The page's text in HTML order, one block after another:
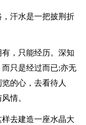
汗水是一把披荆折
，只能经历。深知
只是经过而已;亦无
的心，去看待人
情。
去建造一座水晶大